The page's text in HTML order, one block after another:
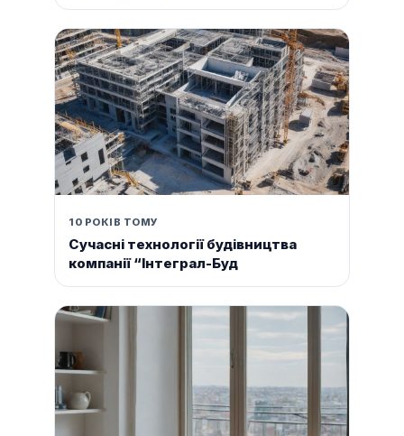
10 РОКІВ ТОМУ
Сучасні технології будівництва
компанії “Інтеграл-Буд